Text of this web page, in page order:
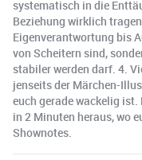
systematisch in die
Beziehung wirklich
Eigenverantwortung bis
von Scheitern sind,
stabiler werden darf. 4.
jenseits der Märchen-
euch gerade wackelig
in 2 Minuten heraus, wo
Shownotes.